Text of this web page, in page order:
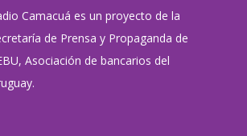
Camacuá es un proyecto de la
de Prensa y Propaganda de
Asociación de bancarios del